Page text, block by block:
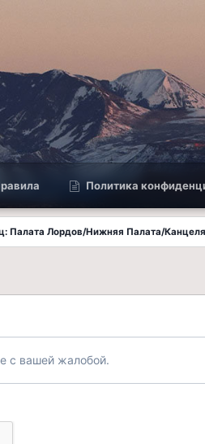
Политика
Палата Лордов/Нижняя Палата/
с вашей жалобой.